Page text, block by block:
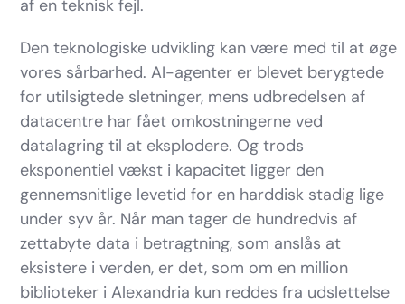
af en teknisk fejl.
Den teknologiske udvikling kan være med til at øge
vores sårbarhed. AI-agenter er blevet berygtede
for utilsigtede sletninger, mens udbredelsen af
datacentre har fået omkostningerne ved
datalagring til at eksplodere. Og trods
eksponentiel vækst i kapacitet ligger den
gennemsnitlige levetid for en harddisk stadig lige
under syv år. Når man tager de hundredvis af
zettabyte data i betragtning, som anslås at
eksistere i verden, er det, som om en million
biblioteker i Alexandria kun reddes fra udslettelse